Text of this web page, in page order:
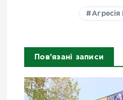
Агресія
Пов'язані записи